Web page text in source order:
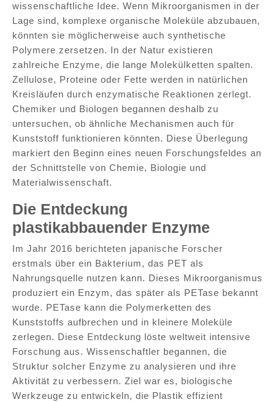
wissenschaftliche Idee. Wenn Mikroorganismen in der
Lage sind, komplexe organische Moleküle abzubauen,
könnten sie möglicherweise auch synthetische
Polymere zersetzen. In der Natur existieren
zahlreiche Enzyme, die lange Molekülketten spalten.
Zellulose, Proteine oder Fette werden in natürlichen
Kreisläufen durch enzymatische Reaktionen zerlegt.
Chemiker und Biologen begannen deshalb zu
untersuchen, ob ähnliche Mechanismen auch für
Kunststoff funktionieren könnten. Diese Überlegung
markiert den Beginn eines neuen Forschungsfeldes an
der Schnittstelle von Chemie, Biologie und
Materialwissenschaft.
Die Entdeckung
plastikabbauender Enzyme
Im Jahr 2016 berichteten japanische Forscher
erstmals über ein Bakterium, das PET als
Nahrungsquelle nutzen kann. Dieses Mikroorganismus
produziert ein Enzym, das später als PETase bekannt
wurde. PETase kann die Polymerketten des
Kunststoffs aufbrechen und in kleinere Moleküle
zerlegen. Diese Entdeckung löste weltweit intensive
Forschung aus. Wissenschaftler begannen, die
Struktur solcher Enzyme zu analysieren und ihre
Aktivität zu verbessern. Ziel war es, biologische
Werkzeuge zu entwickeln, die Plastik effizient